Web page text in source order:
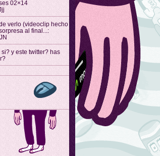
02×14
verlo (videoclip hecho
al final...:
y este twitter? has